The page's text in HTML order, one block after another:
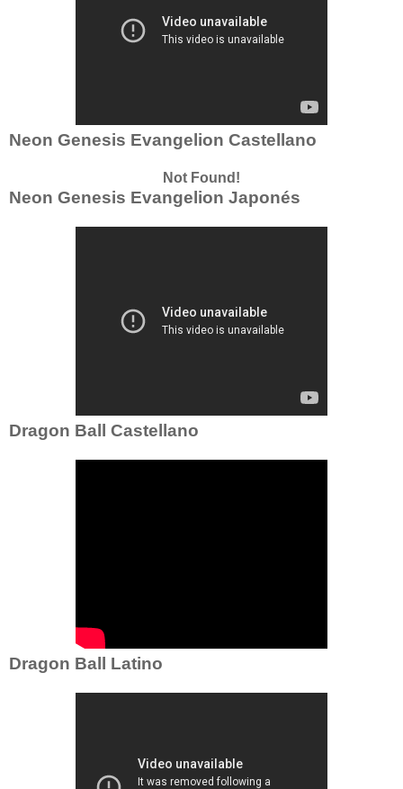
Neon Genesis Evangelion Castellano
Not Found!
Neon Genesis Evangelion Japonés
Dragon Ball Castellano
Dragon Ball Latino